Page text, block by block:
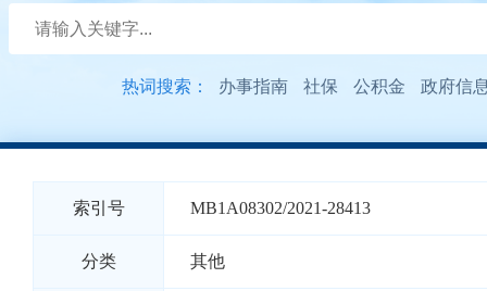
热词搜索： 办事指南 社保 公积金 政府信
索引号 MB1A08302/2021-28413
分类 其他